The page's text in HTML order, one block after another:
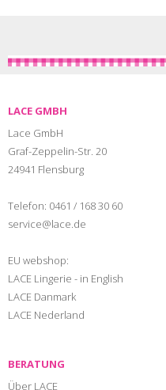
LACE GMBH
Lace GmbH
Graf-Zeppelin-Str. 20
24941 Flensburg
Telefon: 0461 / 168 30 60
service@lace.de
EU webshop:
LACE Lingerie - in English
LACE Danmark
LACE Nederland
BERATUNG
Über LACE